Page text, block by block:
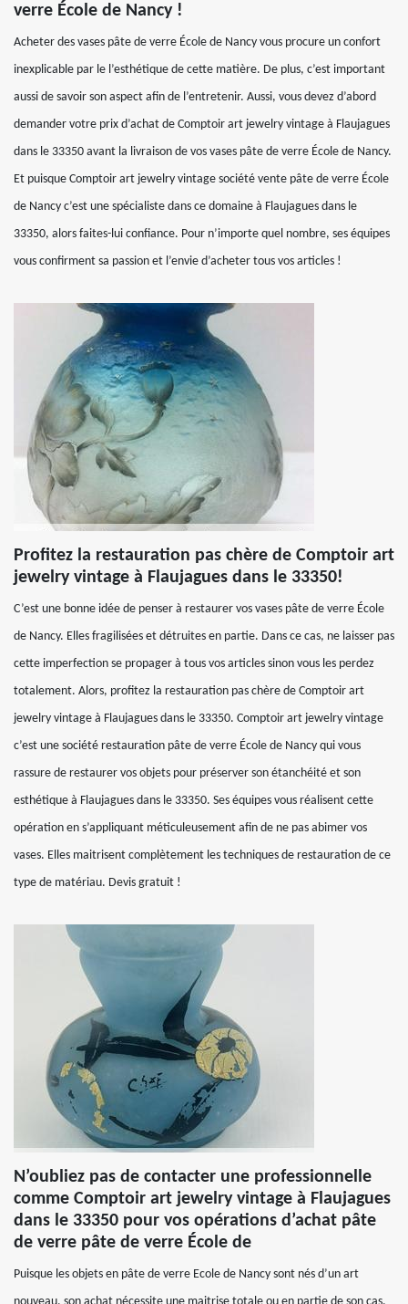
verre École de Nancy !
Acheter des vases pâte de verre École de Nancy vous procure un confort
inexplicable par le l’esthétique de cette matière. De plus, c’est important
aussi de savoir son aspect afin de l’entretenir. Aussi, vous devez d’abord
demander votre prix d’achat de Comptoir art jewelry vintage à Flaujagues
dans le 33350 avant la livraison de vos vases pâte de verre École de Nancy.
Et puisque Comptoir art jewelry vintage société vente pâte de verre École
de Nancy c’est une spécialiste dans ce domaine à Flaujagues dans le
33350, alors faites-lui confiance. Pour n’importe quel nombre, ses équipes
vous confirment sa passion et l’envie d’acheter tous vos articles !
Profitez la restauration pas chère de Comptoir art
jewelry vintage à Flaujagues dans le 33350!
C’est une bonne idée de penser à restaurer vos vases pâte de verre École
de Nancy. Elles fragilisées et détruites en partie. Dans ce cas, ne laisser pas
cette imperfection se propager à tous vos articles sinon vous les perdez
totalement. Alors, profitez la restauration pas chère de Comptoir art
jewelry vintage à Flaujagues dans le 33350. Comptoir art jewelry vintage
c’est une société restauration pâte de verre École de Nancy qui vous
rassure de restaurer vos objets pour préserver son étanchéité et son
esthétique à Flaujagues dans le 33350. Ses équipes vous réalisent cette
opération en s’appliquant méticuleusement afin de ne pas abimer vos
vases. Elles maitrisent complètement les techniques de restauration de ce
type de matériau. Devis gratuit !
N’oubliez pas de contacter une professionnelle
comme Comptoir art jewelry vintage à Flaujagues
dans le 33350 pour vos opérations d’achat pâte
de verre pâte de verre École de
Puisque les objets en pâte de verre Ecole de Nancy sont nés d’un art